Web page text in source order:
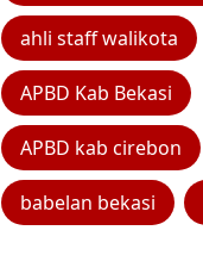
ahli staff walikota
APBD Kab Bekasi
APBD kab cirebon
babelan bekasi